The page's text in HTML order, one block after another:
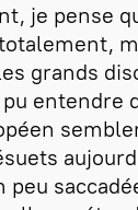
je pense
grands
entendre
peu